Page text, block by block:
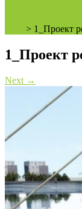
> 1_Проект
1_Проект
Next →